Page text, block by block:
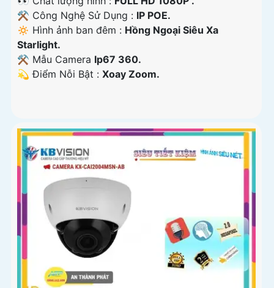
⚒ Công Nghệ Sử Dụng : IP POE.
🔅 Hình ảnh ban đêm : Hồng Ngoại Siêu Xa
Starlight.
⚒ Mẫu Camera Ip67 360.
️💫 Điểm Nỗi Bật : Xoay Zoom.